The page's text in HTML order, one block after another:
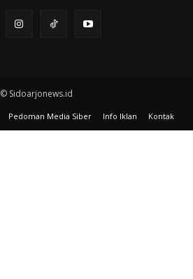
© Sidoarjonews.id
Pedoman Media Siber Info Iklan Kontak